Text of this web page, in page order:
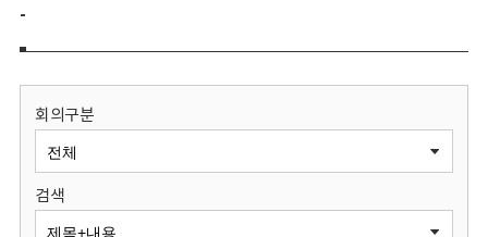
보
원
-
회의구분
검색